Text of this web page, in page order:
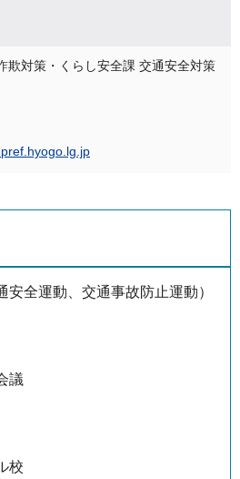
欺対策・くらし安全課 交通安全対策
安全運動、交通事故防止運動）
議
校